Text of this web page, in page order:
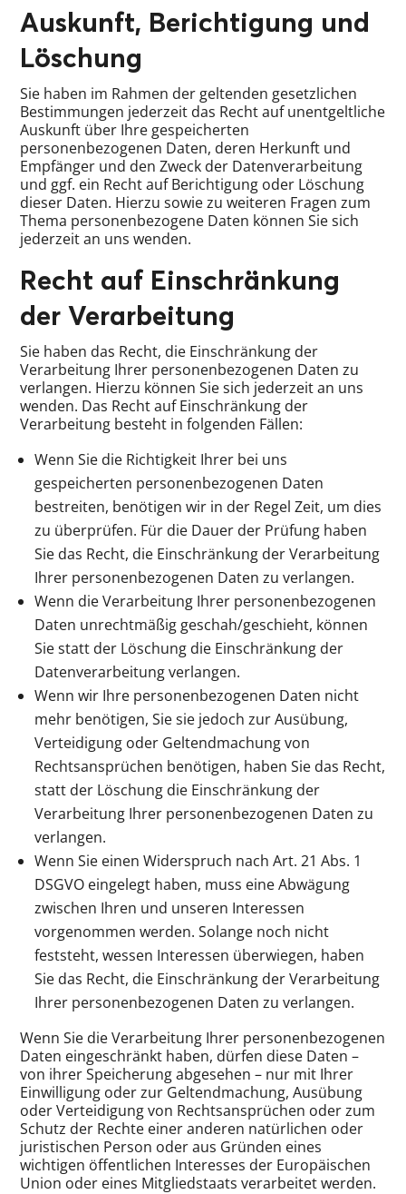
Auskunft, Berichtigung und
Löschung
Sie haben im Rahmen der geltenden gesetzlichen
Bestimmungen jederzeit das Recht auf unentgeltliche
Auskunft über Ihre gespeicherten
personenbezogenen Daten, deren Herkunft und
Empfänger und den Zweck der Datenverarbeitung
und ggf. ein Recht auf Berichtigung oder Löschung
dieser Daten. Hierzu sowie zu weiteren Fragen zum
Thema personenbezogene Daten können Sie sich
jederzeit an uns wenden.
Recht auf Einschränkung
der Verarbeitung
Sie haben das Recht, die Einschränkung der
Verarbeitung Ihrer personenbezogenen Daten zu
verlangen. Hierzu können Sie sich jederzeit an uns
wenden. Das Recht auf Einschränkung der
Verarbeitung besteht in folgenden Fällen:
Wenn Sie die Richtigkeit Ihrer bei uns
gespeicherten personenbezogenen Daten
bestreiten, benötigen wir in der Regel Zeit, um dies
zu überprüfen. Für die Dauer der Prüfung haben
Sie das Recht, die Einschränkung der Verarbeitung
Ihrer personenbezogenen Daten zu verlangen.
Wenn die Verarbeitung Ihrer personenbezogenen
Daten unrechtmäßig geschah/geschieht, können
Sie statt der Löschung die Einschränkung der
Datenverarbeitung verlangen.
Wenn wir Ihre personenbezogenen Daten nicht
mehr benötigen, Sie sie jedoch zur Ausübung,
Verteidigung oder Geltendmachung von
Rechtsansprüchen benötigen, haben Sie das Recht,
statt der Löschung die Einschränkung der
Verarbeitung Ihrer personenbezogenen Daten zu
verlangen.
Wenn Sie einen Widerspruch nach Art. 21 Abs. 1
DSGVO eingelegt haben, muss eine Abwägung
zwischen Ihren und unseren Interessen
vorgenommen werden. Solange noch nicht
feststeht, wessen Interessen überwiegen, haben
Sie das Recht, die Einschränkung der Verarbeitung
Ihrer personenbezogenen Daten zu verlangen.
Wenn Sie die Verarbeitung Ihrer personenbezogenen
Daten eingeschränkt haben, dürfen diese Daten –
von ihrer Speicherung abgesehen – nur mit Ihrer
Einwilligung oder zur Geltendmachung, Ausübung
oder Verteidigung von Rechtsansprüchen oder zum
Schutz der Rechte einer anderen natürlichen oder
juristischen Person oder aus Gründen eines
wichtigen öffentlichen Interesses der Europäischen
Union oder eines Mitgliedstaats verarbeitet werden.